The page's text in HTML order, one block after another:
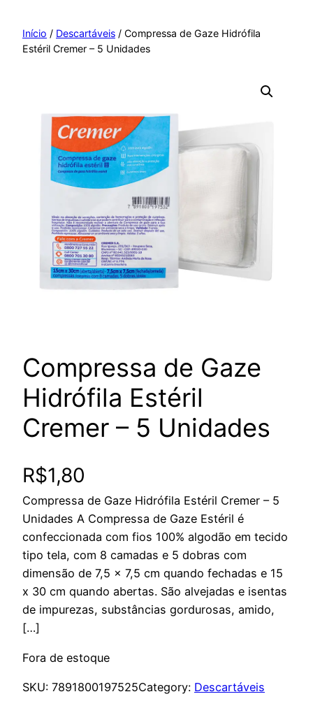
paraInício / Descartáveis / Compressa de Gaze Hidrófila
Estéril Cremer – 5 Unidades
Compressa de Gaze
Hidrófila Estéril
Cremer – 5 Unidades
R$1,80
Compressa de Gaze Hidrófila Estéril Cremer – 5
Unidades A Compressa de Gaze Estéril é
confeccionada com fios 100% algodão em tecido
tipo tela, com 8 camadas e 5 dobras com
dimensão de 7,5 x 7,5 cm quando fechadas e 15
x 30 cm quando abertas. São alvejadas e isentas
de impurezas, substâncias gordurosas, amido,
[…]
Fora de estoque
SKU: 7891800197525Category: Descartáveis